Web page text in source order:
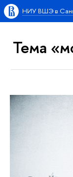
НИУ ВШЭ в
Тема